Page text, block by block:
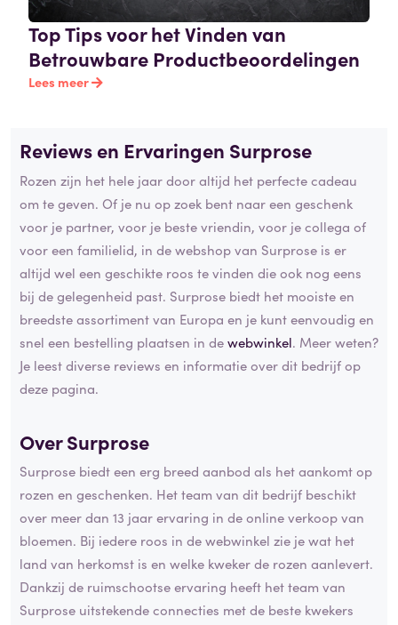
Top Tips voor het Vinden van
Betrouwbare Productbeoordelingen
Lees meer
Reviews en Ervaringen Surprose
Rozen zijn het hele jaar door altijd het perfecte cadeau
om te geven. Of je nu op zoek bent naar een geschenk
voor je partner, voor je beste vriendin, voor je collega of
voor een familielid, in de webshop van Surprose is er
altijd wel een geschikte roos te vinden die ook nog eens
bij de gelegenheid past. Surprose biedt het mooiste en
breedste assortiment van Europa en je kunt eenvoudig en
snel een bestelling plaatsen in dewebwinkel. Meer weten?
Je leest diverse reviews en informatie over dit bedrijf op
deze pagina.
Over Surprose
Surprose biedt een erg breed aanbod als het aankomt op
rozen en geschenken. Het team van dit bedrijf beschikt
over meer dan 13 jaar ervaring in de online verkoop van
bloemen. Bij iedere roos in de webwinkel zie je wat het
land van herkomst is en welke kweker de rozen aanlevert.
Dankzij de ruimschootse ervaring heeft het team van
Surprose uitstekende connecties met de beste kwekers